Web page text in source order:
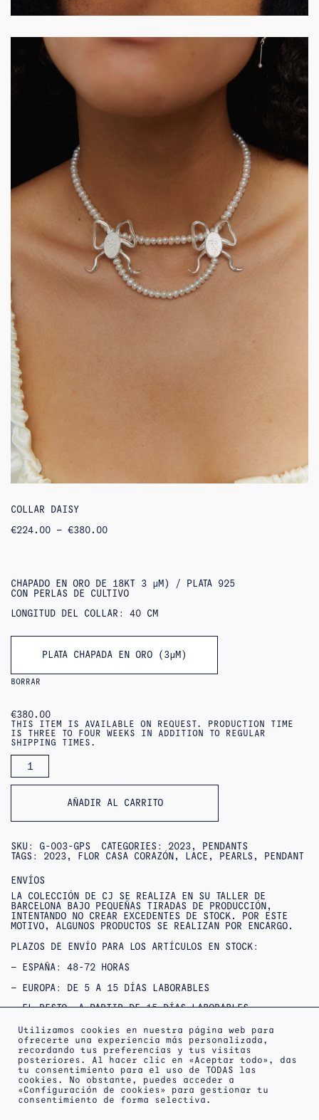
COLLAR DAISY
€224.00 – €380.00RANGO
A
380,00
€
CHAPADO EN ORO DE 18KT 3 ΜM) / PLATA 925
CON PERLAS DE CULTIVO
LONGITUD DEL COLLAR: 40 CM
PLATA CHAPADA EN ORO (3ΜM)
BORRAR
€380.00
THIS ITEM IS AVAILABLE ON REQUEST. PRODUCTION TIME
IS THREE TO FOUR WEEKS IN ADDITION TO REGULAR
SHIPPING TIMES.
COLLAR
DAISY
AÑADIR AL CARRITO
SKU: G-003-GPS CATEGORIES: 2023 , PENDANTS
TAGS: 2023 , FLOR CASA CORAZÓN , LACE , PEARLS , PENDANT
ENVÍOS
LA COLECCIÓN DE CJ SE REALIZA EN SU TALLER DE
BARCELONA BAJO PEQUEÑAS TIRADAS DE PRODUCCIÓN,
INTENTANDO NO CREAR EXCEDENTES DE STOCK. POR ESTE
MOTIVO, ALGUNOS PRODUCTOS SE REALIZAN POR ENCARGO.
PLAZOS DE ENVÍO PARA LOS ARTÍCULOS EN STOCK:
– ESPAÑA: 48-72 HORAS
– EUROPA: DE 5 A 15 DÍAS LABORABLES
– EL RESTO, A PARTIR DE 15 DÍAS LABORABLES
SI NO ENCUENTRAS TU TALLA O QUIERES CONSULTAR
DISPONIBILIDAD / ENTREGAS URGENTES,
PUEDESCONTACTAR
CON NOSOTROS.
OUTLET : NO SE ACEPTAN DEVOLUCIONES NI CAMBIOS***
***PRODUCTOS REBAJADOS: NO SE ACEPTAN CAMBIOS NI
DEVOLUCIONES***
Utilizamos cookies en nuestra página web para
ofrecerte una experiencia más personalizada,
recordando tus preferencias y tus visitas
posteriores. Al hacer clic en «Aceptar todo», das
tu consentimiento para el uso de TODAS las
cookies. No obstante, puedes acceder a
«Configuración de cookies» para gestionar tu
consentimiento de forma selectiva.